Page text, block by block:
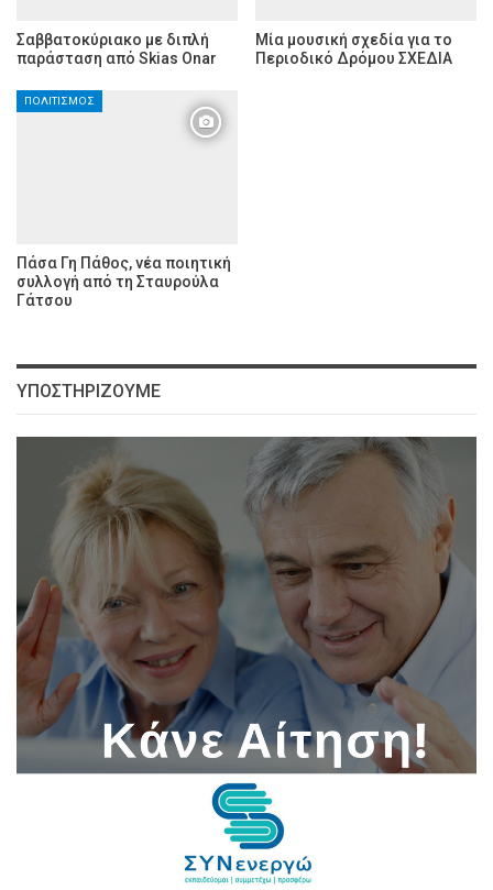
Σαββατοκύριακο με διπλή
παράσταση από Skias Onar
Μία μουσική σχεδία για το
Περιοδικό Δρόμου ΣΧΕΔΙΑ
ΠΟΛΙΤΙΣΜΌΣ
Πάσα Γη Πάθος, νέα ποιητική
συλλογή από τη Σταυρούλα
Γάτσου
ΥΠΟΣΤΗΡΊΖΟΥΜΕ